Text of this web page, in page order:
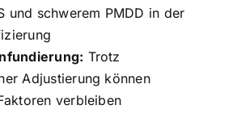
und schwerem PMDD in der
Trotz
Adjustierung können
verbleiben